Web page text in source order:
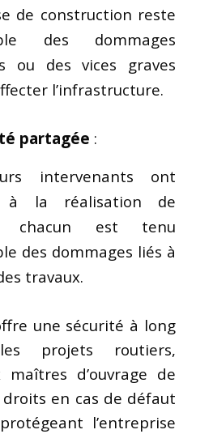
de construction reste
des dommages
ou des vices graves
l’infrastructure.
partagée :
intervenants ont
à la réalisation de
chacun est tenu
des dommages liés à
travaux.
une sécurité à long
projets routiers,
d’ouvrage de
en cas de défaut
l’entreprise